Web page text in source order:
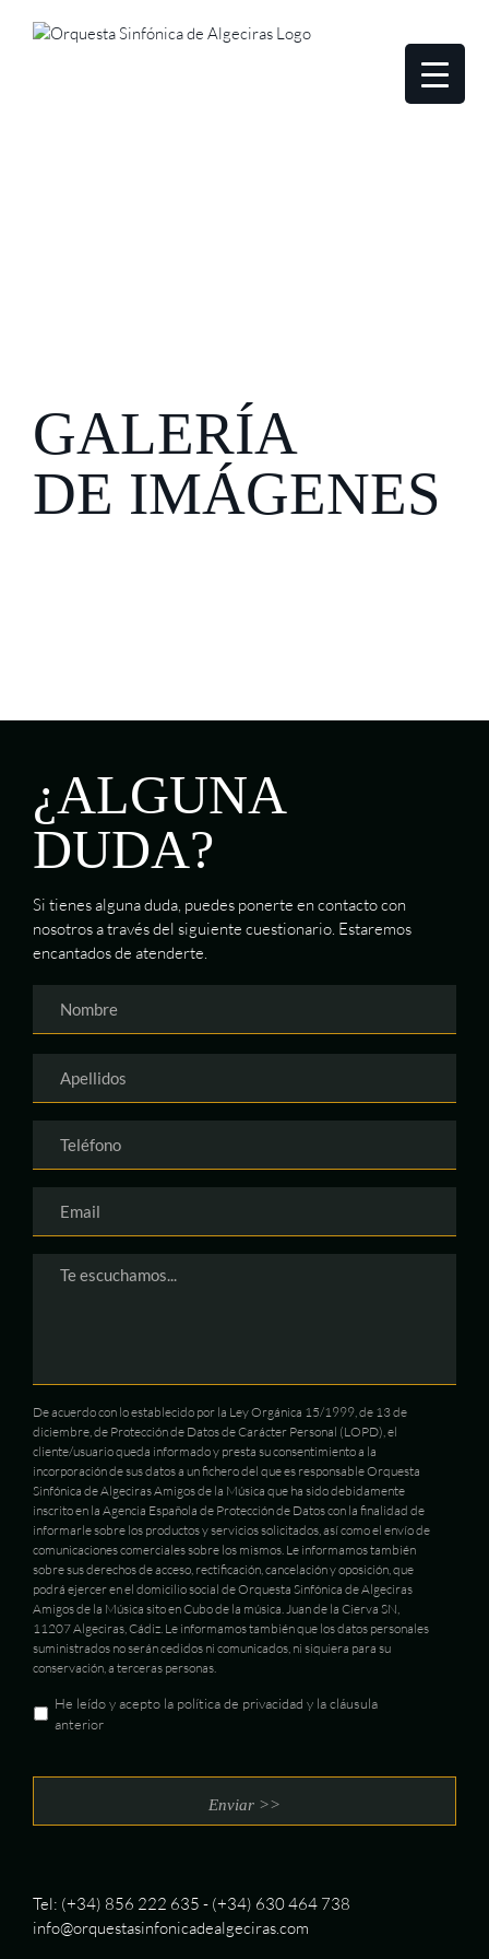
GALERÍA
DE IMÁGENES
¿ALGUNA
DUDA?
Si tienes alguna duda, puedes ponerte en contacto con
nosotros a través del siguiente cuestionario. Estaremos
encantados de atenderte.
De acuerdo con lo establecido por la Ley Orgánica 15/1999, de 13 de
diciembre, de Protección de Datos de Carácter Personal (LOPD), el
cliente/usuario queda informado y presta su consentimiento a la
incorporación de sus datos a un fichero del que es responsable Orquesta
Sinfónica de Algeciras Amigos de la Música que ha sido debidamente
inscrito en la Agencia Española de Protección de Datos con la finalidad de
informarle sobre los productos y servicios solicitados, así como el envío de
comunicaciones comerciales sobre los mismos. Le informamos también
sobre sus derechos de acceso, rectificación, cancelación y oposición, que
podrá ejercer en el domicilio social de Orquesta Sinfónica de Algeciras
Amigos de la Música sito en Cubo de la música. Juan de la Cierva SN,
11207 Algeciras, Cádiz. Le informamos también que los datos personales
suministrados no serán cedidos ni comunicados, ni siquiera para su
conservación, a terceras personas.
He leído y acepto la política de privacidad y la cláusula
anterior
Tel: (+34) 856 222 635 - (+34) 630 464 738
info@orquestasinfonicadealgeciras.com